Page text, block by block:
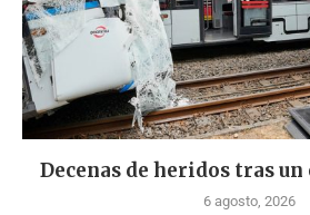
Decenas de heridos tras un
6 agosto, 2026